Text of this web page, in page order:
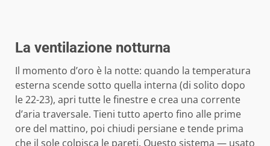
La ventilazione notturna
Il momento d’oro è la notte: quando la temperatura
esterna scende sotto quella interna (di solito dopo
le 22-23), apri tutte le finestre e crea una corrente
d’aria traversale. Tieni tutto aperto fino alle prime
ore del mattino, poi chiudi persiane e tende prima
che il sole colpisca le pareti. Questo sistema — usato